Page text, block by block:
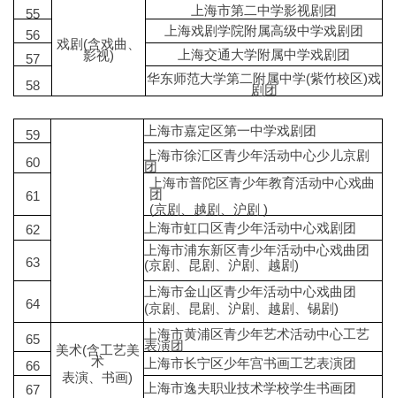
55
戏剧(含戏曲、
影视)
上海市第二中学影视剧团
56
上海戏剧学院附属高级中学戏剧团
57
上海交通大学附属中学戏剧团
58 华东师范大学第二附属中学(紫竹校区)戏
剧团
59 上海市嘉定区第一中学戏剧团
60 上海市徐汇区青少年活动中心少儿京剧
团
61
上海市普陀区青少年教育活动中心戏曲
团
(京剧、越剧、沪剧 )
62
上海市虹口区青少年活动中心戏剧团
63
上海市浦东新区青少年活动中心戏曲团
(京剧、昆剧、沪剧、越剧)
64
上海市金山区青少年活动中心戏曲团
(京剧、昆剧、沪剧、越剧、锡剧)
65
美术(含工艺美
术
表演、书画)
上海市黄浦区青少年艺术活动中心工艺
表演团
66
上海市长宁区少年宫书画工艺表演团
67
上海市逸夫职业技术学校学生书画团